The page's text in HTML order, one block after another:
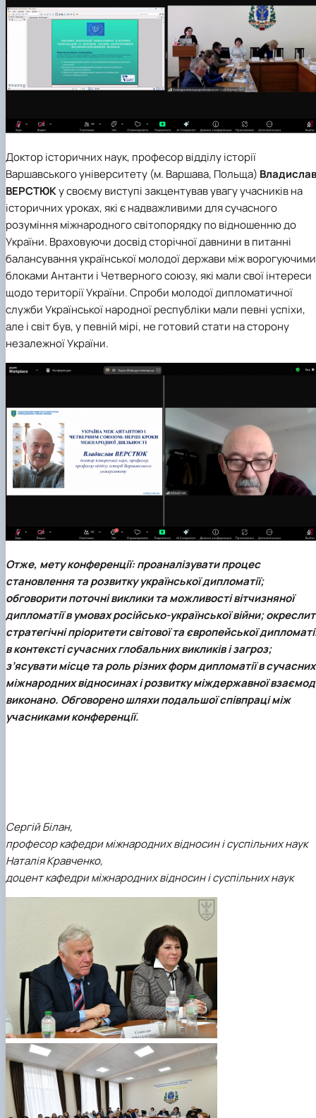
Доктор історичних наук, професор відділу історії
Варшавського університету (м. Варшава, Польща) Владислав
ВЕРСТЮКу своєму виступі закцентував увагу учасників на
історичних уроках, які є надважливими для сучасного
розуміння міжнародного світопорядку по відношенню до
України. Враховуючи досвід сторічної давнини в питанні
балансування української молодої держави між ворогуючими
блоками Антанти і Четверного союзу, які мали свої інтереси
щодо території України. Спроби молодої дипломатичної
служби Української народної республіки мали певні успіхи,
але і світ був, у певній мірі, не готовий стати на сторону
незалежної України.
Отже, мету конференції: проаналізувати процес
становлення та розвитку української дипломатії;
обговорити поточні виклики та можливості вітчизняної
дипломатії в умовах російсько-української війни;
стратегічні пріоритети світової та європейської
в контексті сучасних глобальних викликів і загроз;
з’ясувати місце та роль різних форм дипломатії в сучасних
міжнародних відносинах і розвитку міждержавної
виконано. Обговорено шляхи подальшої співпраці між
учасниками конференції.
Сергій Білан,
професор кафедри міжнародних відносин і суспільних наук
Наталія Кравченко,
доцент кафедри міжнародних відносин і суспільних наук